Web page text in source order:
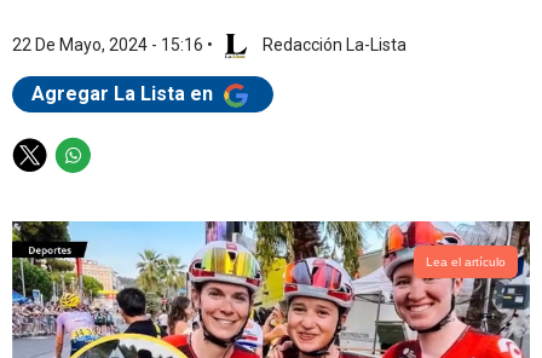
22 De Mayo, 2024 - 15:16 • Redacción La-Lista
Agregar La Lista en
T
i
t
t
e
r
W
a
t
s
a
p
p
Lea el artículo